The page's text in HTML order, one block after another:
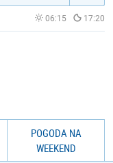
06:15 17:20
POGODA NA
WEEKEND